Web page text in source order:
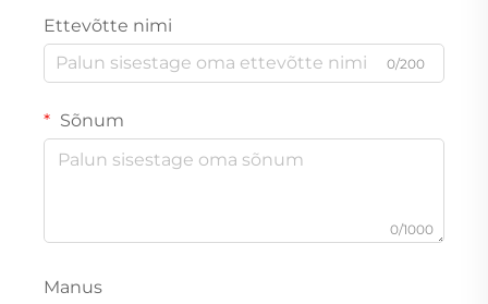
Ettevõtte nimi
0/200
Sõnum
0/1000
Manus